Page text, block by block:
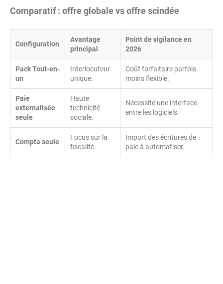
Comparatif : offre globale vs offre scindée
Configuration
Avantage
principal
Point de vigilance en
2026
Pack Tout-en-
un
Interlocuteur
unique.
Coût forfaitaire parfois
moins flexible.
Paie
externalisée
seule
Haute
technicité
sociale.
Nécessite une interface
entre les logiciels.
Compta seule
Focus sur la
fiscalité.
Import des écritures de
paie à automatiser.